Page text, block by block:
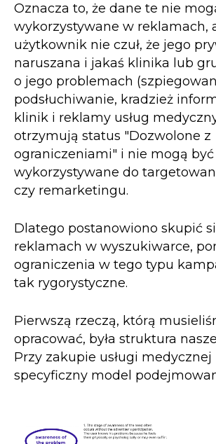
Oznacza to, że dane te nie
wykorzystywane w reklamach,
użytkownik nie czuł, że jego
naruszana i jakaś klinika lub
o jego problemach
podsłuchiwanie, kradzież
klinik i reklamy usług
otrzymują status "Dozwolone z
ograniczeniami" i nie mogą być
wykorzystywane do
czy remarketingu.
Dlatego postanowiono skupić
reklamach w wyszukiwarce,
ograniczenia w tego typu
tak rygorystyczne.
Pierwszą rzeczą, którą
opracować, była struktura
Przy zakupie usługi medycznej
specyficzny model